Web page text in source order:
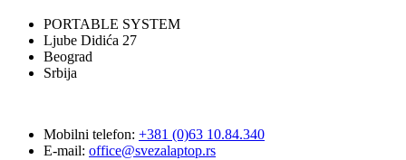
PORTABLE SYSTEM
Ljube Didića 27
Beograd
Srbija
Mobilni telefon: +381 (0)63 10.84.340
E-mail: office@svezalaptop.rs